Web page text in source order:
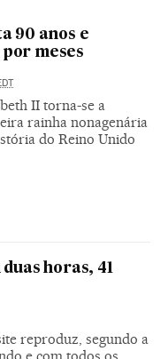
90 anos e
meses
II torna-se a
rainha nonagenária
do Reino Unido
horas, 41
reproduz, segundo a